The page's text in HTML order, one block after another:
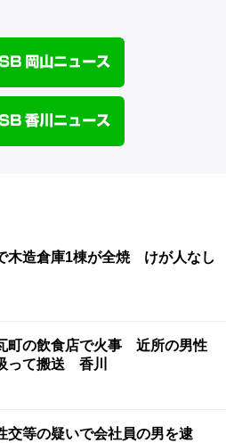
木造倉庫1棟が全焼 けが人なし
町の飲食店で火事 近所の男性
って搬送 香川
交等の疑いで会社員の男を逮